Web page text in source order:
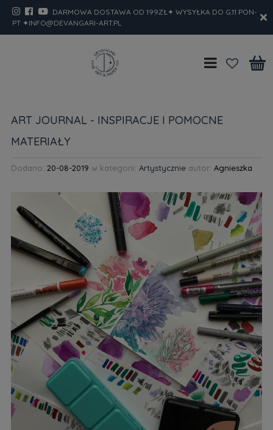
DARMOWA DOSTAWA OD 199ZŁ✦ WYSYŁKA DO G.11 PON-
PT ✦INFO@DEVANGARI-ART.PL
ART JOURNAL - INSPIRACJE I POMOCNE
MATERIAŁY
Dodano: 20-08-2019 w kategorii: Artystycznieautor: Agnieszka